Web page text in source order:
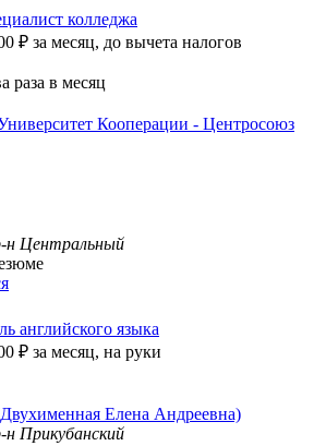
колледжа
₽ за месяц, до вычета налогов
раза в месяц
Кооперации - Центросоюз
н Центральный
английского языка
₽ за месяц, на руки
Елена Андреевна)
н Прикубанский